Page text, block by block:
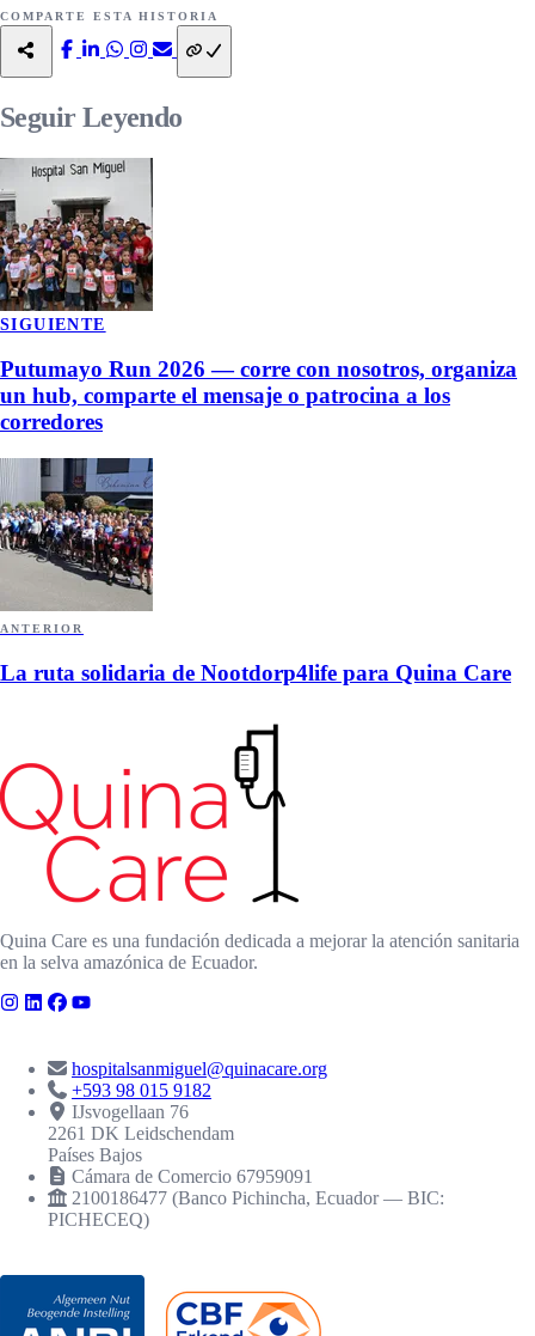
COMPARTE ESTA HISTORIA
Seguir Leyendo
SIGUIENTE
Putumayo Run 2026 — corre con nosotros, organiza
un hub, comparte el mensaje o patrocina a los
corredores
ANTERIOR
La ruta solidaria de Nootdorp4life para Quina Care
Quina Care es una fundación dedicada a mejorar la atención sanitaria
en la selva amazónica de Ecuador.
hospitalsanmiguel@quinacare.org
+593 98 015 9182
IJsvogellaan 76
2261 DK Leidschendam
Países Bajos
Cámara de Comercio 67959091
2100186477 (Banco Pichincha, Ecuador — BIC:
PICHECEQ)